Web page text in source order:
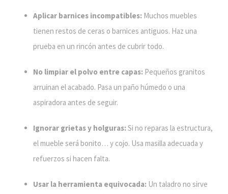
Aplicar barnices incompatibles: Muchos muebles
tienen restos de ceras o barnices antiguos. Haz una
prueba en un rincón antes de cubrir todo.
No limpiar el polvo entre capas: Pequeños granitos
arruinan el acabado. Pasa un paño húmedo o una
aspiradora antes de seguir.
Ignorar grietas y holguras: Si no reparas la estructura,
el mueble será bonito… y cojo. Usa masilla adecuada y
refuerzos si hacen falta.
Usar la herramienta equivocada: Un taladro no sirve